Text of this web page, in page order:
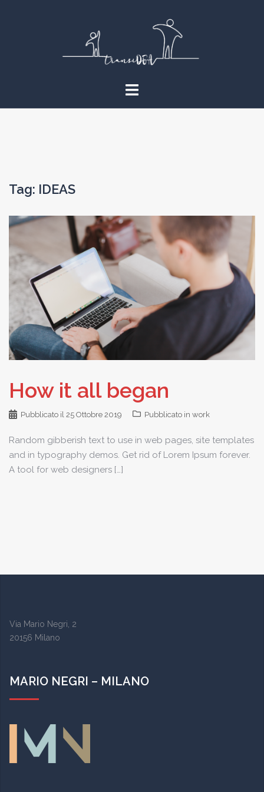
Tag: IDEAS
How it all began
Pubblicato il 25 Ottobre 2019 Pubblicato in work
Random gibberish text to use in web pages, site templates
and in typography demos. Get rid of Lorem Ipsum forever.
A tool for web designers […]
Via Mario Negri, 2
20156 Milano
MARIO NEGRI – MILANO